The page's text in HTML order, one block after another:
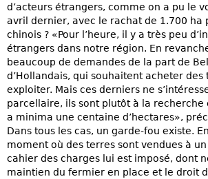
d’acteurs étrangers, comme on a pu le
avril dernier, avec le rachat de 1.700 ha
chinois ? «Pour l’heure, il y a très peu
étrangers dans notre région. En
beaucoup de demandes de la part de
d’Hollandais, qui souhaitent acheter des
exploiter. Mais ces derniers ne
parcellaire, ils sont plutôt à la recherche
a minima une centaine d’hectares»,
Dans tous les cas, un garde-fou existe.
moment où des terres sont vendues à
cahier des charges lui est imposé, dont
maintien du fermier en place et le droit